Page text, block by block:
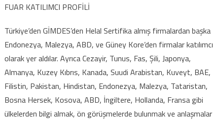
FUAR KATILIMCI PROFİLİ
Türkiye’den GİMDES’den Helal Sertifika almış firmalardan başka
Endonezya, Malezya, ABD, ve Güney Kore’den firmalar katılımcı
olarak yer aldılar. Ayrıca Cezayir, Tunus, Fas, Şili, Japonya,
Almanya, Kuzey Kıbrıs, Kanada, Suudi Arabistan, Kuveyt, BAE,
Filistin, Pakistan, Hindistan, Endonezya, Malezya, Tataristan,
Bosna Hersek, Kosova, ABD, İngiltere, Hollanda, Fransa gibi
ülkelerden bilgi almak, ön görüşmelerde bulunmak ve anlaşmalar